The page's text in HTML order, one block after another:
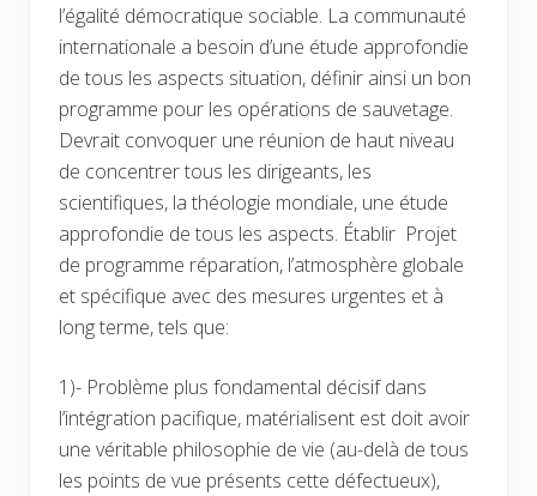
l’égalité démocratique sociable. La communauté
internationale a besoin d’une étude approfondie
de tous les aspects situation, définir ainsi un bon
programme pour les opérations de sauvetage.
Devrait convoquer une réunion de haut niveau
de concentrer tous les dirigeants, les
scientifiques, la théologie mondiale, une étude
approfondie de tous les aspects. Établir Projet
de programme réparation, l’atmosphère globale
et spécifique avec des mesures urgentes et à
long terme, tels que:
1)- Problème plus fondamental décisif dans
l’intégration pacifique, matérialisent est doit avoir
une véritable philosophie de vie (au-delà de tous
les points de vue présents cette défectueux),